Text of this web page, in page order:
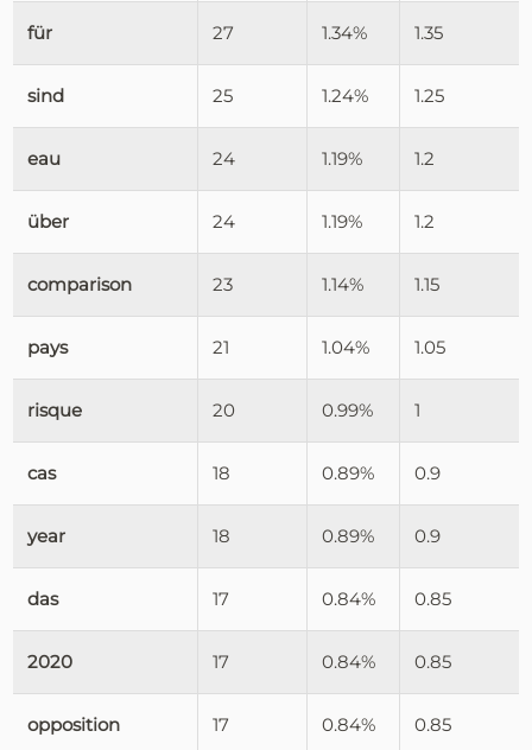
für 27 1.34% 1.35
sind 25 1.24% 1.25
eau 24 1.19% 1.2
über 24 1.19% 1.2
comparison 23 1.14% 1.15
pays 21 1.04% 1.05
risque 20 0.99% 1
cas 18 0.89% 0.9
year 18 0.89% 0.9
das 17 0.84% 0.85
2020 17 0.84% 0.85
opposition 17 0.84% 0.85